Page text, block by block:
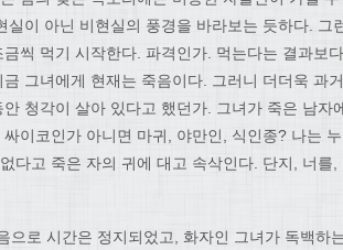
이 아닌 비현실의 풍경을 바라보는 듯하다. 그
씩 먹기 시작한다. 파격인가. 먹는다는 결과보
그녀에게 현재는 죽음이다. 그러니 더더욱 과
청각이 살아 있다고 했던가. 그녀가 죽은 남자
이코인가 아니면 마귀, 야만인, 식인종? 나는 누
다고 죽은 자의 귀에 대고 속삭인다. 단지, 너를,
으로 시간은 정지되었고, 화자인 그녀가 독백하